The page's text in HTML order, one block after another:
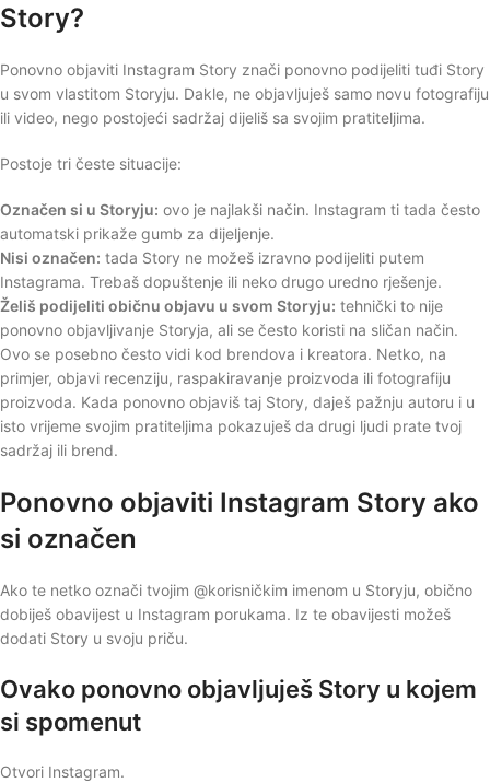
Story?
Ponovno objaviti Instagram Story znači ponovno podijeliti tuđi Story
u svom vlastitom Storyju. Dakle, ne objavljuješ samo novu fotografiju
ili video, nego postojeći sadržaj dijeliš sa svojim pratiteljima.
Postoje tri česte situacije:
Označen si u Storyju: ovo je najlakši način. Instagram ti tada često
automatski prikaže gumb za dijeljenje.
Nisi označen: tada Story ne možeš izravno podijeliti putem
Instagrama. Trebaš dopuštenje ili neko drugo uredno rješenje.
Želiš podijeliti običnu objavu u svom Storyju: tehnički to nije
ponovno objavljivanje Storyja, ali se često koristi na sličan način.
Ovo se posebno često vidi kod brendova i kreatora. Netko, na
primjer, objavi recenziju, raspakiravanje proizvoda ili fotografiju
proizvoda. Kada ponovno objaviš taj Story, daješ pažnju autoru i u
isto vrijeme svojim pratiteljima pokazuješ da drugi ljudi prate tvoj
sadržaj ili brend.
Ponovno objaviti Instagram Story ako
si označen
Ako te netko označi tvojim @korisničkim imenom u Storyju, obično
dobiješ obavijest u Instagram porukama. Iz te obavijesti možeš
dodati Story u svoju priču.
Ovako ponovno objavljuješ Story u kojem
si spomenut
Otvori Instagram.